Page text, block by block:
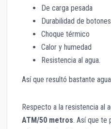
De carga pesada
Durabilidad de botones
Choque térmico
Calor y humedad
Resistencia al agua.
Así que resultó bastante
Respecto a la resistencia al
ATM/50 metros. Así que te